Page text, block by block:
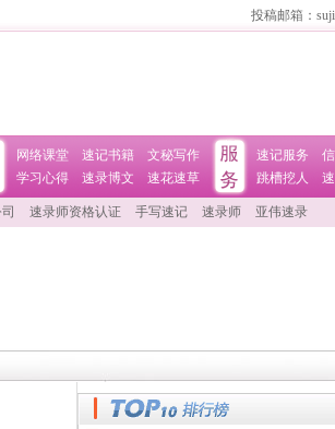
投稿邮箱：
网络课堂 速记书籍
文秘写作
学习心得
速录博文 速花速草
速记服务
跳槽挖人
速录师资格认证 手写速记 速录师 亚伟速录